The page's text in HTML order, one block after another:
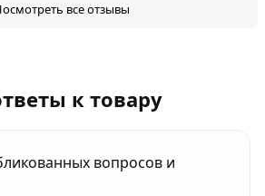
все отзывы
к товару
вопросов и